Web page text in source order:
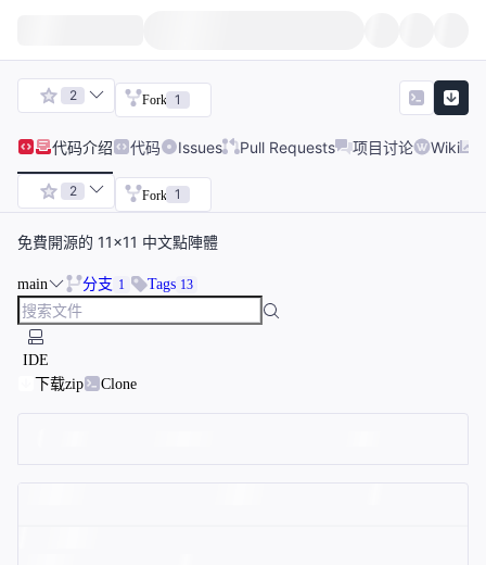
2 Fork 1
代码介绍 代码 Issues Pull Requests 项目讨论 Wiki
2 Fork 1
免費開源的 11×11 中文點陣體
main 分支 1 Tags 13
IDE
下载zip
Clone